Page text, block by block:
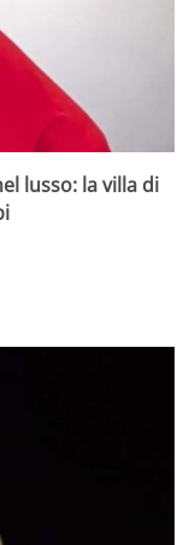
lusso: la villa di